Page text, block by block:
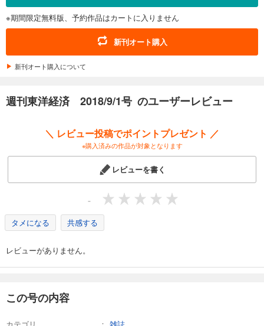
試し読み
あらすじを表示する
週刊東洋経済 2026/4/11号
880円 (税込)
あらすじを表示する
880 円 (税込)
あらすじを表示する
週刊東洋経済 2026/3/28号
880円 (税込)
あらすじを表示する
週刊東洋経済 2026/3/14・3/21合併号
※期間限定無料版、予約作品はカートに入りません
新刊オート購入
新刊オート購入について
週刊東洋経済 2018/9/1号 のユーザーレビュー
＼ レビュー投稿でポイントプレゼント ／
※購入済みの作品が対象となります
レビューを書く
-
タメになる 共感する
レビューがありません。
この号の内容
カテゴリ 雑誌